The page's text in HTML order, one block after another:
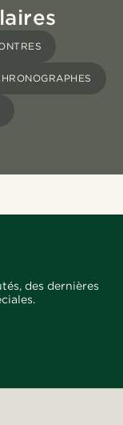
des dernières